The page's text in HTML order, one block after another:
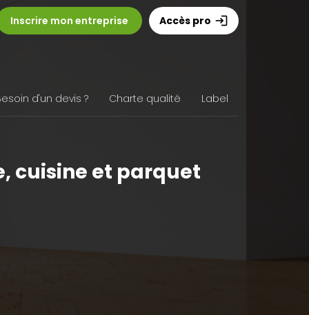
Inscrire mon entreprise Accès pro login
d'un devis ? Charte qualité Label
cuisine et parquet